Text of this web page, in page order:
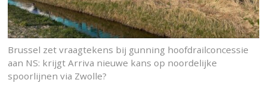
Brussel zet vraagtekens bij gunning hoofdrailconcessie
aan NS: krijgt Arriva nieuwe kans op noordelijke
spoorlijnen via Zwolle?